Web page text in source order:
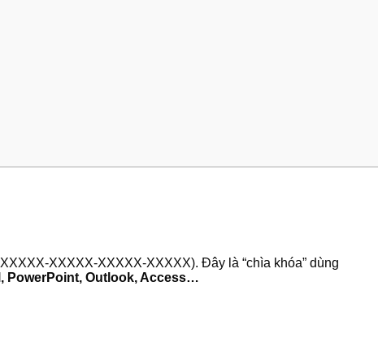
XXXXX-XXXXX-XXXXX). Đây là “chìa khóa” dùng
PowerPoint, Outlook, Access…